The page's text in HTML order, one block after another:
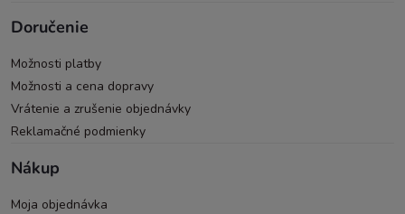
Doručenie
Možnosti platby
Možnosti a cena dopravy
Vrátenie a zrušenie objednávky
Reklamačné podmienky
Nákup
Moja objednávka